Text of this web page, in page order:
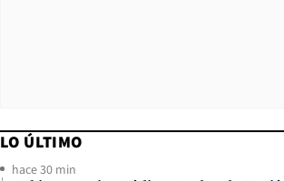
LO ÚLTIMO
hace 30 min